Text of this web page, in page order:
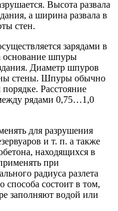
Высота развала
а ширина развала в
стен.
зарядами в
шпуры
Диаметр шпуров
стены. Шпуры обычно
Расстояние
рядами 0,75…1,0
для разрушения
и т. п. а также
находящихся в
при
радиуса разлета
способа состоит в том,
заполняют водой или